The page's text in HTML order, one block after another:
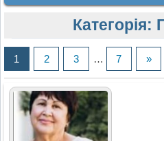
Категорія:
1 2 3 … 7 »